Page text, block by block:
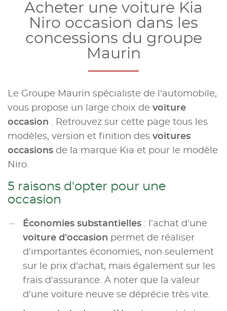
Acheter une voiture Kia
Niro occasion dans les
concessions du groupe
Maurin
Le Groupe Maurin spécialiste de l'automobile,
vous propose un large choix de voiture
occasion . Retrouvez sur cette page tous les
modèles, version et finition des voitures
occasions de la marque Kia et pour le modèle
Niro.
5 raisons d'opter pour une
occasion
Économies substantielles : l'achat d'une
voiture d'occasion permet de réaliser
d'importantes économies, non seulement
sur le prix d'achat, mais également sur les
frais d'assurance. A noter que la valeur
d'une voiture neuve se déprécie très vite.